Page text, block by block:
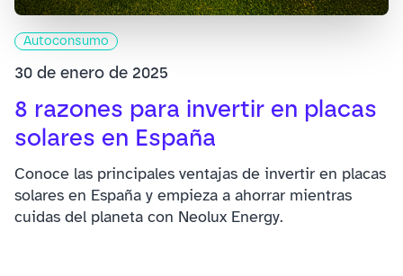
Autoconsumo
30 de enero de 2025
8 razones para invertir en placas
solares en España
Conoce las principales ventajas de invertir en placas
solares en España y empieza a ahorrar mientras
cuidas del planeta con Neolux Energy.